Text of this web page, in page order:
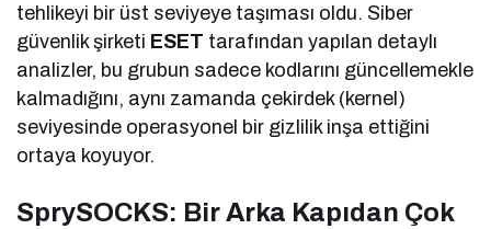
tehlikeyi bir üst seviyeye taşıması oldu. Siber
güvenlik şirketi ESET tarafından yapılan detaylı
analizler, bu grubun sadece kodlarını güncellemekle
kalmadığını, aynı zamanda çekirdek (kernel)
seviyesinde operasyonel bir gizlilik inşa ettiğini
ortaya koyuyor.
SprySOCKS: Bir Arka Kapıdan Çok